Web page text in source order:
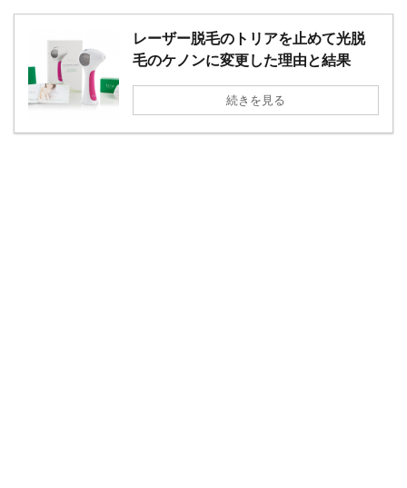
レーザー脱毛のトリアを止めて光脱
毛のケノンに変更した理由と結果
続きを見る